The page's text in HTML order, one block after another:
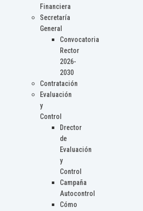
Financiera
Secretaría
General
Convocatoria
Rector
2026-
2030
Contratación
Evaluación
y
Control
Drector
de
Evaluación
y
Control
Campaña
Autocontrol
Cómo